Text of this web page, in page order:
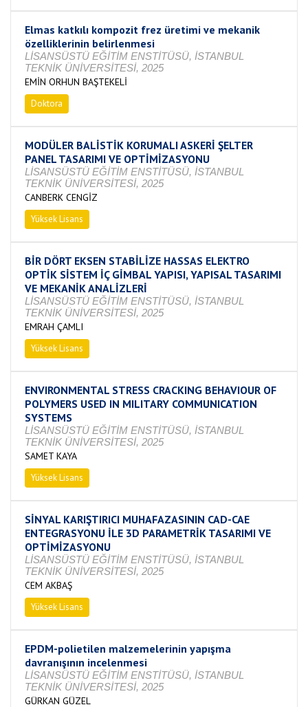
Elmas katkılı kompozit frez üretimi ve mekanik
özelliklerinin belirlenmesi
LİSANSÜSTÜ EĞİTİM ENSTİTÜSÜ, İSTANBUL
TEKNİK ÜNİVERSİTESİ, 2025
EMİN ORHUN BAŞTEKELİ
Doktora
MODÜLER BALİSTİK KORUMALI ASKERİ ŞELTER
PANEL TASARIMI VE OPTİMİZASYONU
LİSANSÜSTÜ EĞİTİM ENSTİTÜSÜ, İSTANBUL
TEKNİK ÜNİVERSİTESİ, 2025
CANBERK CENGİZ
Yüksek Lisans
BİR DÖRT EKSEN STABİLİZE HASSAS ELEKTRO
OPTİK SİSTEM İÇ GİMBAL YAPISI, YAPISAL TASARIMI
VE MEKANİK ANALİZLERİ
LİSANSÜSTÜ EĞİTİM ENSTİTÜSÜ, İSTANBUL
TEKNİK ÜNİVERSİTESİ, 2025
EMRAH ÇAMLI
Yüksek Lisans
ENVIRONMENTAL STRESS CRACKING BEHAVIOUR OF
POLYMERS USED IN MILITARY COMMUNICATION
SYSTEMS
LİSANSÜSTÜ EĞİTİM ENSTİTÜSÜ, İSTANBUL
TEKNİK ÜNİVERSİTESİ, 2025
SAMET KAYA
Yüksek Lisans
SİNYAL KARIŞTIRICI MUHAFAZASININ CAD-CAE
ENTEGRASYONU İLE 3D PARAMETRİK TASARIMI VE
OPTİMİZASYONU
LİSANSÜSTÜ EĞİTİM ENSTİTÜSÜ, İSTANBUL
TEKNİK ÜNİVERSİTESİ, 2025
CEM AKBAŞ
Yüksek Lisans
EPDM-polietilen malzemelerinin yapışma
davranışının incelenmesi
LİSANSÜSTÜ EĞİTİM ENSTİTÜSÜ, İSTANBUL
TEKNİK ÜNİVERSİTESİ, 2025
GÜRKAN GÜZEL